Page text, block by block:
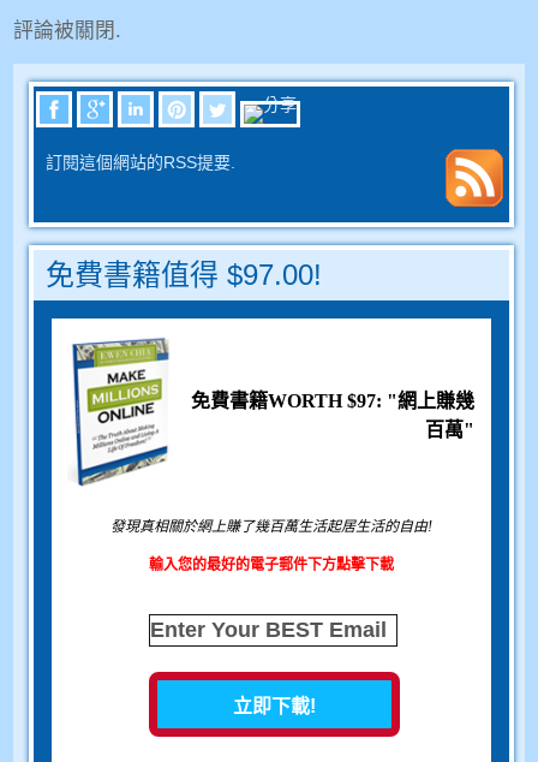
評論被關閉.
訂閱這個網站的RSS提要.
免費書籍值得 $97.00!
免費書籍WORTH $97: "網上賺幾
百萬"
發現真相關於網上賺了幾百萬生活起居生活的自由!
輸入您的最好的電子郵件下方點擊下載